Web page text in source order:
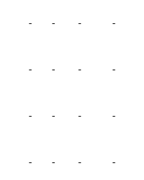
- - - -
- - - -
- - - -
- - - -